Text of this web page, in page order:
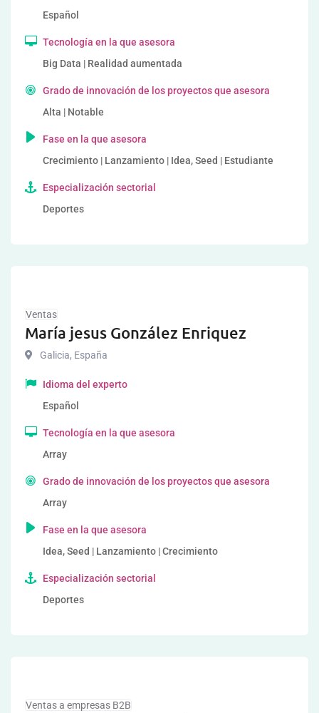
Español
Tecnología en la que asesora
Big Data | Realidad aumentada
Grado de innovación de los proyectos que asesora
Alta | Notable
Fase en la que asesora
Crecimiento | Lanzamiento | Idea, Seed | Estudiante
Especialización sectorial
Deportes
Ventas
María jesus González Enriquez
Galicia, España
Idioma del experto
Español
Tecnología en la que asesora
Array
Grado de innovación de los proyectos que asesora
Array
Fase en la que asesora
Idea, Seed | Lanzamiento | Crecimiento
Especialización sectorial
Deportes
Ventas a empresas B2B